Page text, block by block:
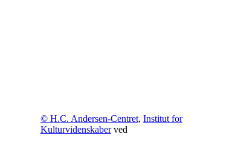
© H.C. Andersen-Centret, Institut for
Kulturvidenskaberved